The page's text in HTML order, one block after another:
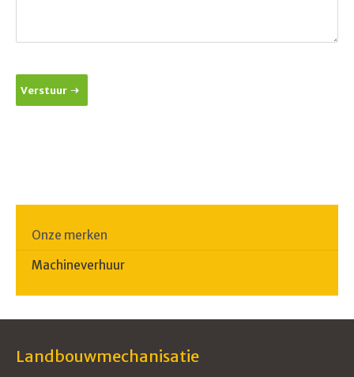
Verstuur
Onze merken
Machineverhuur
Landbouwmechanisatie